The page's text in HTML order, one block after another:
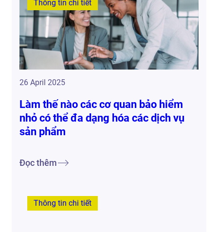
Thông tin chi tiết
26 April 2025
Làm thế nào các cơ quan bảo hiểm
nhỏ có thể đa dạng hóa các dịch vụ
sản phẩm
Đọc thêm
Thông tin chi tiết